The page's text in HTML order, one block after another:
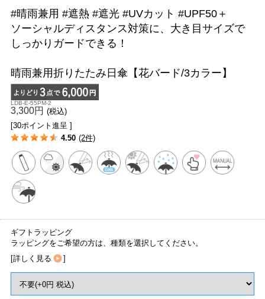
#晴雨兼用 #遮熱 #遮光 #UVカット #UPF50＋
ソーシャルディスタンス対策に、大き目サイズで
しっかりガードできる！
晴雨兼用折りたたみ日傘【花バード/3カラー】
LDB-E-55PM-2
3,300円 (税込)
[30ポイント進呈 ]
4.50 (2件)
ギフトラッピング
ラッピングをご希望の方は、種類を選択してください。
[詳しく見る ]